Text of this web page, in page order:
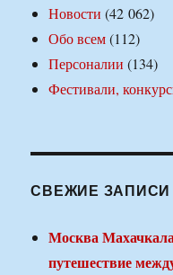
Новости (42 062)
Обо всем(112)
Персоналии (134)
Фестивали,
СВЕЖИЕ ЗАПИСИ
Москва
путешествие